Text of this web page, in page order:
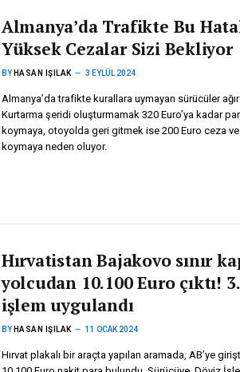
Almanya’da Trafikte Bu
Yüksek Cezalar Sizi Bekliyor
BY HASAN IŞILAK 3 EYLÜL 2024
Almanya’da trafikte kurallara uymayan sürücüler
Kurtarma şeridi oluşturmamak 320 Euro’ya kadar
koymaya, otoyolda geri gitmek ise 200 Euro ceza
koymaya neden oluyor.
Hırvatistan Bajakovo sınır
yolcudan 10.100 Euro çıktı!
işlem uygulandı
BY HASAN IŞILAK 11 OCAK 2024
Hırvat plakalı bir araçta yapılan aramada, AB’ye